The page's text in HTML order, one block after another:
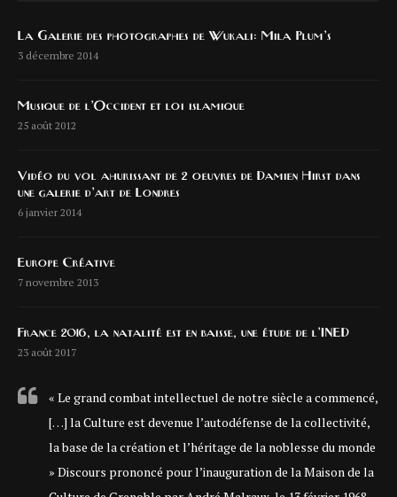
La Galerie des photographes de Wukali: Mila Plum’s
3 décembre 2014
Musique de l’Occident et loi islamique
25 août 2012
Vidéo du vol ahurissant de 2 oeuvres de Damien Hirst dans
une galerie d’art de Londres
6 janvier 2014
Europe Créative
7 novembre 2013
France 2016, la natalité est en baisse, une étude de l’INED
23 août 2017
« Le grand combat intellectuel de notre siècle a commencé,
[…] la Culture est devenue l’autodéfense de la collectivité,
la base de la création et l’héritage de la noblesse du monde
» Discours prononcé pour l’inauguration de la Maison de la